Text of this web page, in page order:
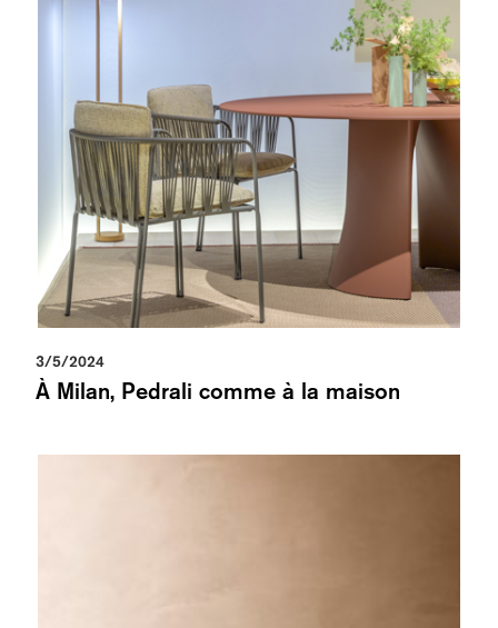
3/5/2024
À Milan, Pedrali comme à la maison